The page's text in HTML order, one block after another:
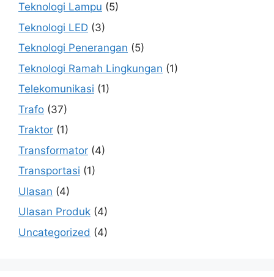
Teknologi Lampu (5)
Teknologi LED (3)
Teknologi Penerangan (5)
Teknologi Ramah Lingkungan (1)
Telekomunikasi (1)
Trafo (37)
Traktor (1)
Transformator (4)
Transportasi (1)
Ulasan (4)
Ulasan Produk (4)
Uncategorized (4)